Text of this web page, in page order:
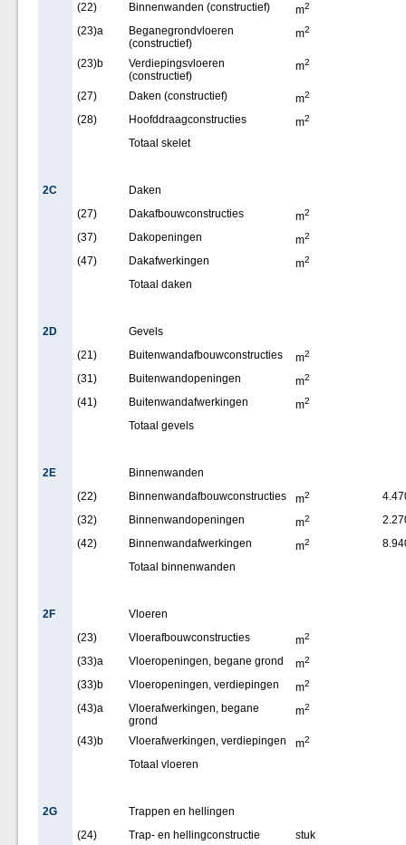
(22) Binnenwanden (constructief) m2
(23)a
Beganegrondvloeren
(constructief)
m2
(23)b
Verdiepingsvloeren
(constructief)
m2
(27) Daken (constructief) m2
(28) Hoofddraagconstructies m2
Totaal skelet
2C
Daken
(27)
Dakafbouwconstructies m2
(37) Dakopeningen m2
(47) Dakafwerkingen m2
Totaal daken
2D
Gevels
(21)
Buitenwandafbouwconstructies m2
(31) Buitenwandopeningen m2
(41) Buitenwandafwerkingen m2
Totaal gevels
2E
Binnenwanden
(22)
Binnenwandafbouwconstructies m2
(32)
Binnenwandopeningen m2
(42)
Binnenwandafwerkingen m2
Totaal binnenwanden
2F
Vloeren
(23)
Vloerafbouwconstructies m2
(33)a Vloeropeningen, begane grond m2
(33)b Vloeropeningen, verdiepingen m2
(43)a
Vloerafwerkingen, begane
grond
m2
(43)b Vloerafwerkingen, verdiepingen m2
Totaal vloeren
2G
Trappen en hellingen
(24)
Trap- en hellingconstructie
stuk